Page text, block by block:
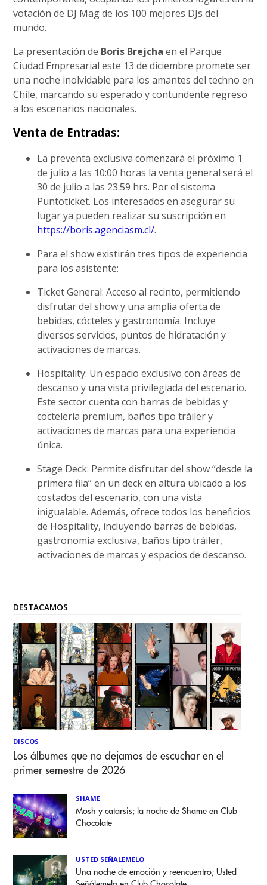
votación de DJ Mag de los 100 mejores DJs del
mundo.
La presentación de Boris Brejcha en el Parque
Ciudad Empresarial este 13 de diciembre promete ser
una noche inolvidable para los amantes del techno en
Chile, marcando su esperado y contundente regreso
a los escenarios nacionales.
Venta de Entradas:
La preventa exclusiva comenzará el próximo 1
de julio a las 10:00 horas la venta general será el
30 de julio a las 23:59 hrs. Por el sistema
Puntoticket. Los interesados en asegurar su
lugar ya pueden realizar su suscripción en
https://boris.agenciasm.cl/.
Para el show existirán tres tipos de experiencia
para los asistente:
Ticket General: Acceso al recinto, permitiendo
disfrutar del show y una amplia oferta de
bebidas, cócteles y gastronomía. Incluye
diversos servicios, puntos de hidratación y
activaciones de marcas.
Hospitality: Un espacio exclusivo con áreas de
descanso y una vista privilegiada del escenario.
Este sector cuenta con barras de bebidas y
coctelería premium, baños tipo tráiler y
activaciones de marcas para una experiencia
única.
Stage Deck: Permite disfrutar del show “desde la
primera fila” en un deck en altura ubicado a los
costados del escenario, con una vista
inigualable. Además, ofrece todos los beneficios
de Hospitality, incluyendo barras de bebidas,
gastronomía exclusiva, baños tipo tráiler,
activaciones de marcas y espacios de descanso.
DESTACAMOS
DISCOS
Los álbumes que no dejamos de escuchar en el
primer semestre de 2026
SHAME
Mosh y catarsis; la noche de Shame en Club
Chocolate
USTED SEÑALEMELO
Una noche de emoción y reencuentro; Usted